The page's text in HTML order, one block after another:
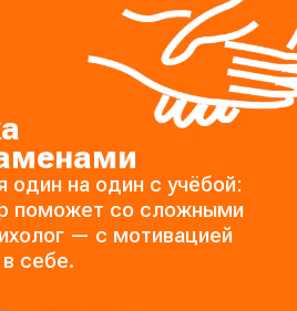
один на один с учёбой:
поможет со сложными
— с мотивацией
себе.